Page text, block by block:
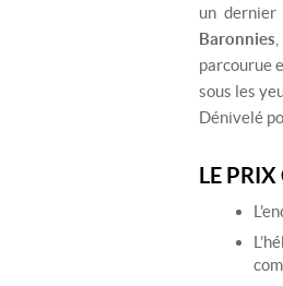
un
Baronnies
parcourue
sous les
Dénivelé
LE